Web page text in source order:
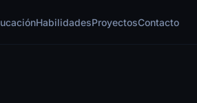
HabilidadesProyectosContacto